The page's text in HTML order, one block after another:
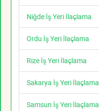
Niğde İş Yeri İlaçlama
Ordu İş Yeri İlaçlama
Rize İş Yeri İlaçlama
Sakarya İş Yeri İlaçlama
Samsun İş Yeri İlaçlama